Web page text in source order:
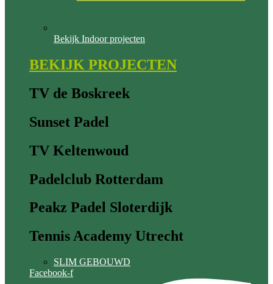
Bekijk Indoor projecten
BEKIJK PROJECTEN
TV de Boskreek
Sunset Padel
TV Keltenwoud
Padelclub Rotterdam
Peakz Padel Sloterdijk
Tennis Academy Utrecht
SLIM GEBOUWD
Facebook-f